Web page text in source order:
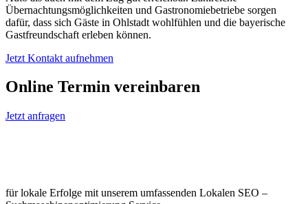
Übernachtungsmöglichkeiten und Gastronomiebetriebe sorgen
dafür, dass sich Gäste in Ohlstadt wohlfühlen und die bayerische
Gastfreundschaft erleben können.
Jetzt Kontakt aufnehmen
Online Termin vereinbaren
Jetzt anfragen
für lokale Erfolge mit unserem umfassenden Lokalen SEO –